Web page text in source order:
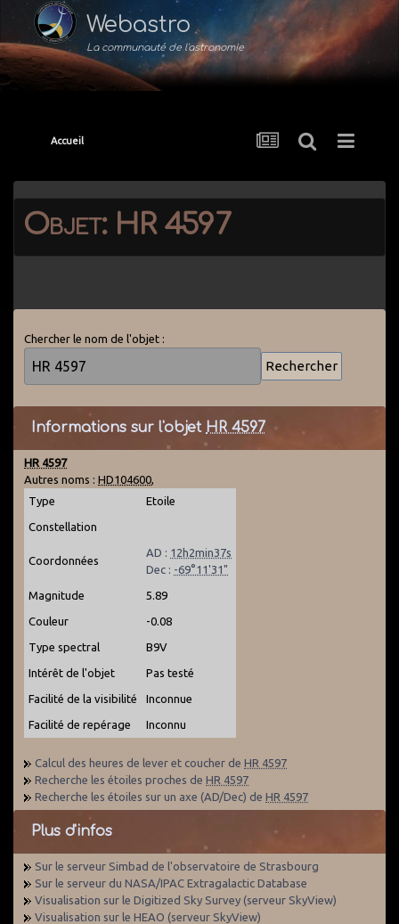
Webastro
La communauté de l'astronomie
Accueil
Objet: HR 4597
Chercher le nom de l'objet :
Informations sur l'objet HR 4597
HR 4597
Autres noms : HD104600,
Type
Etoile
Constellation
Coordonnées
AD : 12h2min37s
Dec : -69°11'31"
Magnitude 5.89
Couleur -0.08
Type spectral B9V
Intérêt de l'objet Pas testé
Facilité de la visibilité Inconnue
Facilité de repérage Inconnu
Calcul des heures de lever et coucher de HR 4597
Recherche les étoiles proches de HR 4597
Recherche les étoiles sur un axe (AD/Dec) de HR 4597
Plus d'infos
Sur le serveur Simbad de l'observatoire de Strasbourg
Sur le serveur du NASA/IPAC Extragalactic Database
Visualisation sur le Digitized Sky Survey (serveur SkyView)
Visualisation sur le HEAO (serveur SkyView)